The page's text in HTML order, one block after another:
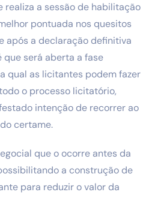
a sessão de habilitação
pontuada nos quesitos
após a declaração definitiva
que será aberta a fase
qual as licitantes podem fazer
o processo licitatório,
intenção de recorrer ao
certame.
que o ocorre antes da
a construção de
para reduzir o valor da